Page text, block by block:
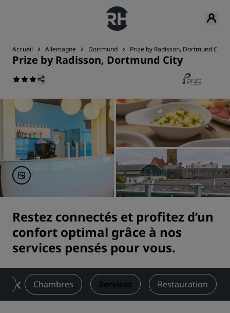
Accueil Allemagne Dortmund Prize by Radisson, Dortmund City
Prize by Radisson, Dortmund City
Restez connectés et profitez d’un
confort optimal grâce à nos
services pensés pour vous.
Chambres Services Restauration